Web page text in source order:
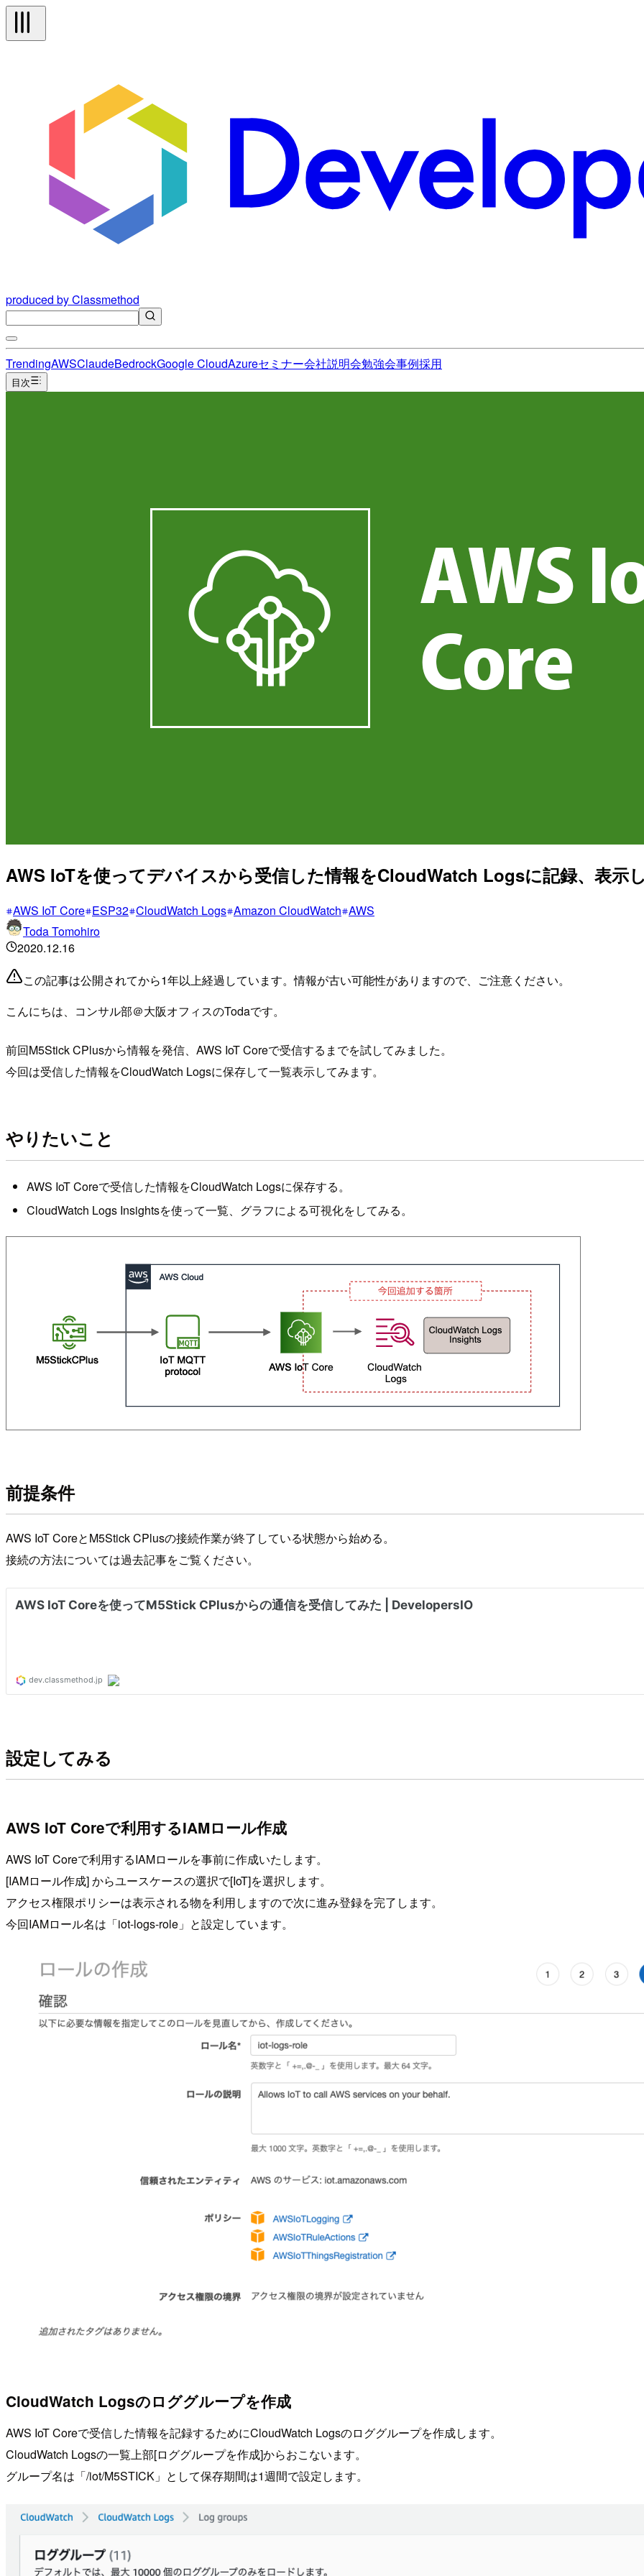
produced by Classmethod
TrendingAWSClaudeBedrockGoogle CloudAzureセミナー会社説明会勉強会事例採用
目次
AWS IoTを使ってデバイスから受信した情報をCloudWatch Logsに記録、表示
AWS IoT Core ESP32 CloudWatch Logs Amazon CloudWatch AWS
Toda Tomohiro
2020.12.16
この記事は公開されてから1年以上経過しています。情報が古い可能性がありますので、ご注意ください。
こんにちは、コンサル部＠大阪オフィスのTodaです。
前回M5Stick CPlusから情報を発信、AWS IoT Coreで受信するまでを試してみました。
今回は受信した情報をCloudWatch Logsに保存して一覧表示してみます。
やりたいこと
AWS IoT Coreで受信した情報をCloudWatch Logsに保存する。
CloudWatch Logs Insightsを使って一覧、グラフによる可視化をしてみる。
前提条件
AWS IoT CoreとM5Stick CPlusの接続作業が終了している状態から始める。
接続の方法については過去記事をご覧ください。
設定してみる
AWS IoT Coreで利用するIAMロール作成
AWS IoT Coreで利用するIAMロールを事前に作成いたします。
[IAMロール作成] からユースケースの選択で[IoT]を選択します。
アクセス権限ポリシーは表示される物を利用しますので次に進み登録を完了します。
今回IAMロール名は「iot-logs-role」と設定しています。
CloudWatch Logsのロググループを作成
AWS IoT Coreで受信した情報を記録するためにCloudWatch Logsのロググループを作成します。
CloudWatch Logsの一覧上部[ロググループを作成]からおこないます。
グループ名は「/iot/M5STICK」として保存期間は1週間で設定します。